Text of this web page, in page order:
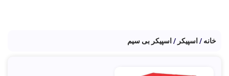
خانه اسپیکر اسپیکر بی سیم